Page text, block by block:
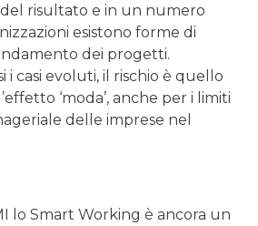
risultato e in un numero
esistono forme di
dei progetti.
i casi evoluti, il rischio è quello
‘moda’, anche per i limiti
delle imprese nel
lo Smart Working è ancora un